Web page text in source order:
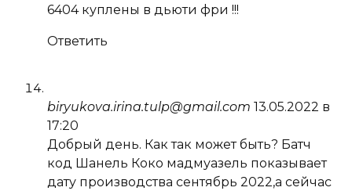
6404 куплены в дьюти фри !!!
Ответить
biryukova.irina.tulp@gmail.com 13.05.2022 в
17:20
Добрый день. Как так может быть? Батч
код Шанель Коко мадмуазель показывает
дату производства сентябрь 2022,а сейчас